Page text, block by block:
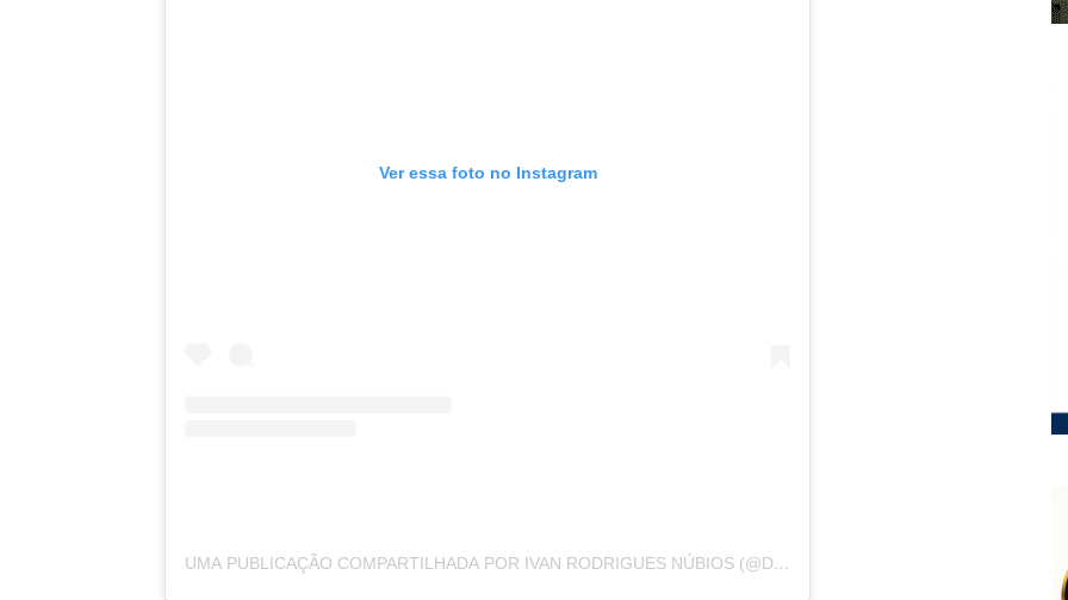
Ver essa foto no Instagram
UMA PUBLICAÇÃO COMPARTILHADA POR IVAN RODRIGUES NÚBIOS (@DEJAVUIVAN)